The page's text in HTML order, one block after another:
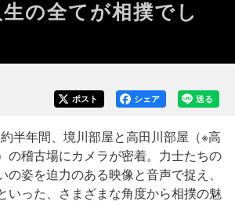
の全てが相撲でし
送る
シェア
ポスト
半年間、境川部屋と高田川部屋（※高
の稽古場にカメラが密着。力士たちの
の姿を迫力のある映像と音声で捉え、
いった、さまざまな角度から相撲の魅